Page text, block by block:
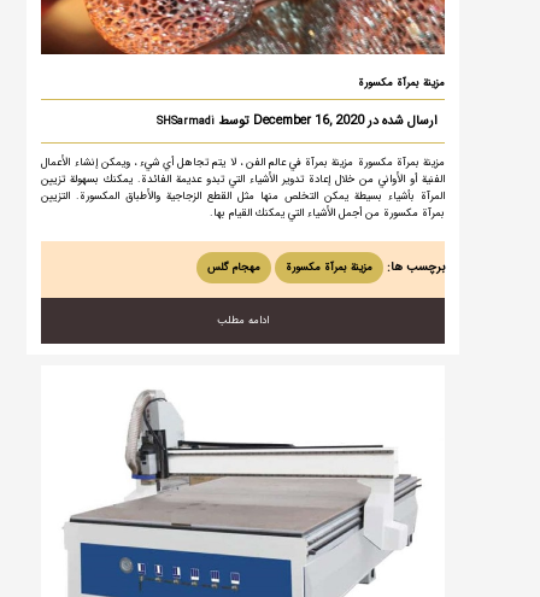
مزينة بمرآة مكسورة
ارسال شده در December 16, 2020 توسط SHSarmadi
مزينة بمرآة مكسورة مزينة بمرآة في عالم الفن ، لا يتم تجاهل أي شيء ، ويمكن إنشاء الأعمال
الفنية أو الأواني من خلال إعادة تدوير الأشياء التي تبدو عديمة الفائدة. يمكنك بسهولة تزيين
المرآة بأشياء بسيطة يمكن التخلص منها مثل القطع الزجاجية والأطباق المكسورة. التزيين
بمرآة مكسورة من أجمل الأشياء التي يمكنك القيام بها.
برچسب ها: مزينة بمرآة مكسورة مهجام گلس
ادامه مطلب